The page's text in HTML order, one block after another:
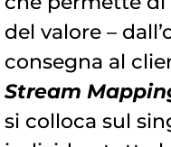
del valore –
consegna al
Stream
si colloca sul